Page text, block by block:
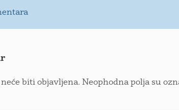
neće biti objavljena. Neophodna polja su